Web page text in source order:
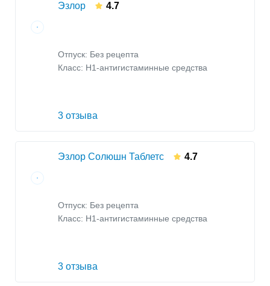
Эзлор 4.7
Отпуск: Без рецепта
Класс: H1-антигистаминные средства
3 отзыва
Эзлор Солюшн Таблетс 4.7
Отпуск: Без рецепта
Класс: H1-антигистаминные средства
3 отзыва